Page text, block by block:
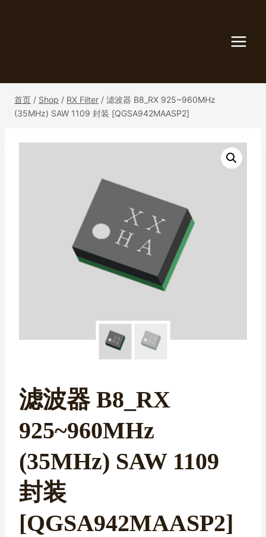
首页 / Shop / RX Filter / 滤波器 B8_RX 925~960MHz
(35MHz) SAW 1109 封装 [QGSA942MAASP2]
滤波器 B8_RX
925~960MHz
(35MHz) SAW 1109
封装
[QGSA942MAASP2]